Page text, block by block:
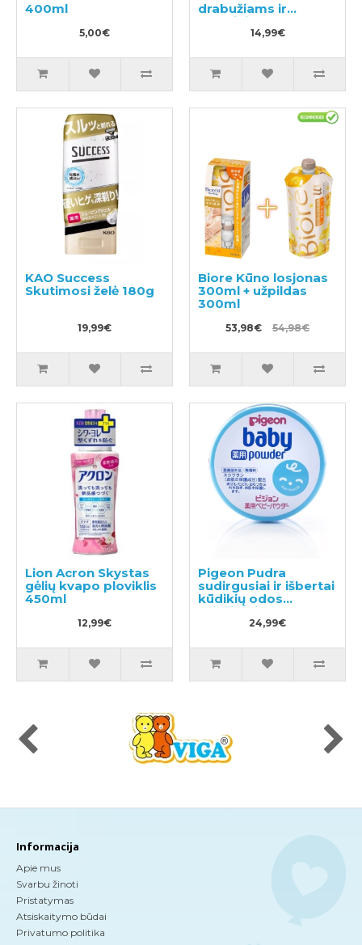
400ml
5,00€
drabužiams ir
skalbiniams 350ml
14,99€
KAO Success
Skutimosi želė 180g
19,99€
Biore Kūno losjonas
300ml + užpildas
300ml
53,98€ 54,98€
Lion Acron Skystas
gėlių kvapo ploviklis
450ml
12,99€
Pigeon Pudra
sudirgusiai ir išbertai
kūdikių odos
priežiūrai 150g
24,99€
Informacija
Apie mus
Svarbu žinoti
Pristatymas
Atsiskaitymo būdai
Privatumo politika